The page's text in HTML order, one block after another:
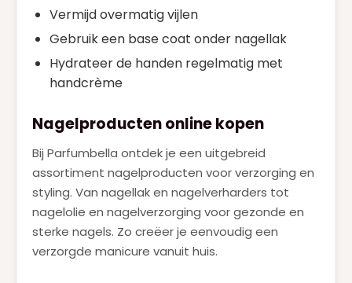
Vermijd overmatig vijlen
Gebruik een base coat onder nagellak
Hydrateer de handen regelmatig met
handcrème
Nagelproducten online kopen
Bij Parfumbella ontdek je een uitgebreid
assortiment nagelproducten voor verzorging en
styling. Van nagellak en nagelverharders tot
nagelolie en nagelverzorging voor gezonde en
sterke nagels. Zo creëer je eenvoudig een
verzorgde manicure vanuit huis.